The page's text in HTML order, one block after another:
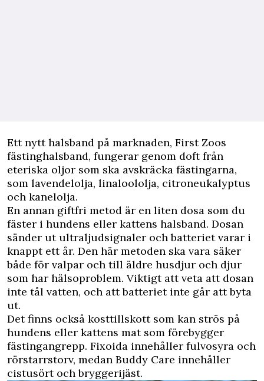
Ett nytt halsband på marknaden, First Zoos
fästinghalsband, fungerar genom doft från
eteriska oljor som ska avskräcka fästingarna,
som lavendelolja, linaloololja, citroneukalyptus
och kanelolja.
En annan giftfri metod är en liten dosa som du
fäster i hundens eller kattens halsband. Dosan
sänder ut ultraljudsignaler och batteriet varar i
knappt ett år. Den här metoden ska vara säker
både för valpar och till äldre husdjur och djur
som har hälsoproblem. Viktigt att veta att dosan
inte tål vatten, och att batteriet inte går att byta
ut.
Det finns också kosttillskott som kan strös på
hundens eller kattens mat som förebygger
fästingangrepp. Fixoida innehåller fulvosyra och
rörstarrstorv, medan Buddy Care innehåller
cistusört och bryggerijäst.